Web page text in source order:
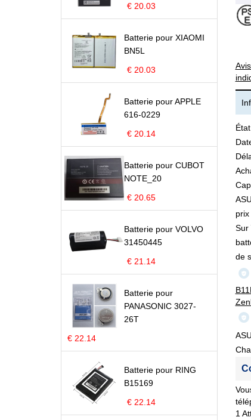
€ 20.03
Batterie pour XIAOMI
BN5L
€ 20.03
Batterie pour APPLE
616-0229
€ 20.14
Batterie pour CUBOT
NOTE_20
€ 20.65
Batterie pour VOLVO
31450445
€ 21.14
Batterie pour
PANASONIC 3027-
26T
€ 22.14
Batterie pour RING
B15169
€ 22.14
prix
Sur
de
1